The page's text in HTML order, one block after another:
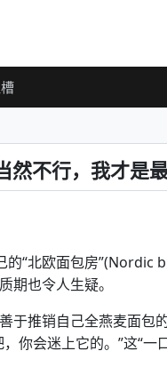
然不行，我才是
“北欧面包房”(Nordic
也令人生疑。
于推销自己全燕麦面包
你会迷上它的。”这“一